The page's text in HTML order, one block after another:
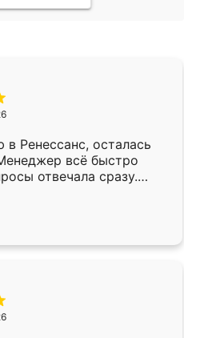
в Ренессанс, осталась
всё быстро
отвечала сразу.
в субботу, подошёл к
Собрали
аккуратно, даже